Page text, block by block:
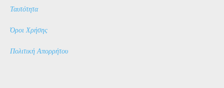
Ταυτότητα
Όροι Χρήσης
Πολιτική Απορρήτου